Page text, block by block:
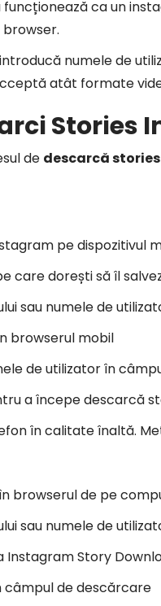
ca un
numele de
atât formate
Stories
de descarcă
pe dispozitivul
care dorești să îl
sau numele de
browserul mobil
de utilizator în
a începe descarcă
în calitate înaltă.
browserul de pe
sau numele de
Instagram Story
câmpul de descărcare